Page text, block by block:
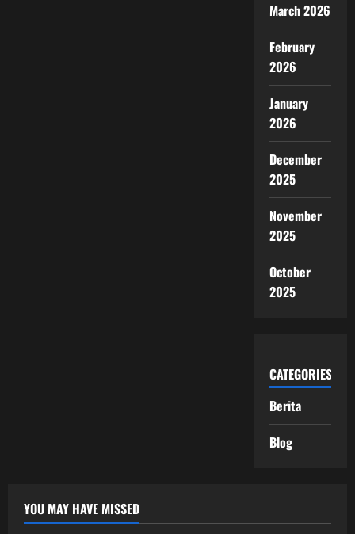
March 2026
February
2026
January
2026
December
2025
November
2025
October
2025
CATEGORIES
Berita
Blog
YOU MAY HAVE MISSED